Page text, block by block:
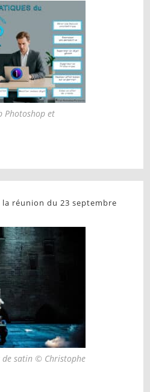
Photoshop et
réunion du 23 septembre
de satin © Christophe